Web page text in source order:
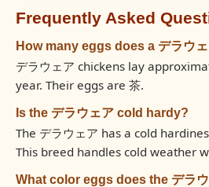
Frequently Asked
How many eggs does a デラウ
デラウェア chickens lay
year. Their eggs are 茶.
Is the デラウェア cold hardy?
The デラウェア has a cold
This breed handles cold weather
What color eggs does the デラ